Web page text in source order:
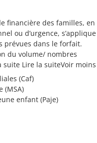
financière des familles, en
ou d’urgence, s’applique
prévues dans le forfait.
du volume/ nombres
suite Lire la suiteVoir moins
(Caf)
(MSA)
enfant (Paje)